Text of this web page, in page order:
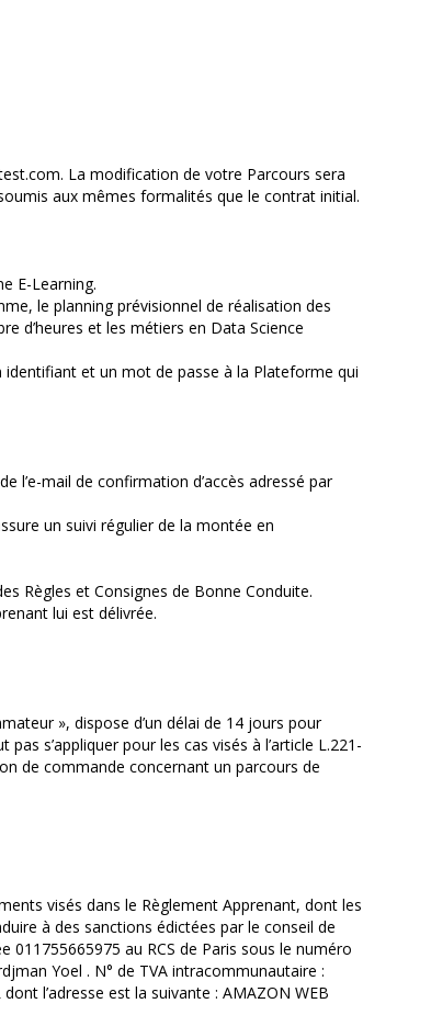
La modification de votre Parcours sera
aux mêmes formalités que le contrat initial.
E-Learning.
le planning prévisionnel de réalisation des
d’heures et les métiers en Data Science
identifiant et un mot de passe à la Plateforme qui
l’e-mail de confirmation d’accès adressé par
un suivi régulier de la montée en
Règles et Consignes de Bonne Conduite.
lui est délivrée.
», dispose d’un délai de 14 jours pour
s’appliquer pour les cas visés à l’article L.221-
de commande concernant un parcours de
visés dans le Règlement Apprenant, dont les
à des sanctions édictées par le conseil de
au RCS de Paris sous le numéro
Yoel . N° de TVA intracommunautaire :
l’adresse est la suivante : AMAZON WEB